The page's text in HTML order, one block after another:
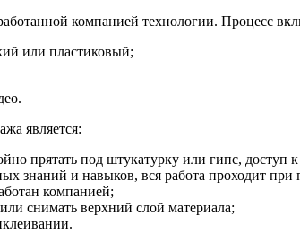
компанией технологии. Процесс
или пластиковый;
является:
прятать под штукатурку или гипс, доступ
знаний и навыков, вся работа проходит
компанией;
снимать верхний слой материала;